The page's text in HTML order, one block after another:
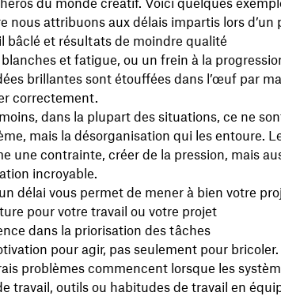
nous attribuons aux délais impartis lors d’un
bâclé et résultats de moindre qualité
et fatigue, ou un frein à la
brillantes sont étouffées dans l’œuf par
correctement.
dans la plupart des situations, ce ne
mais la désorganisation qui les entoure.
une contrainte, créer de la pression, mais
incroyable.
délai vous permet de mener à bien votre
pour votre travail ou votre projet
dans la priorisation des tâches
pour agir, pas seulement pour bricoler.
problèmes commencent lorsque les
travail, outils ou habitudes de travail en